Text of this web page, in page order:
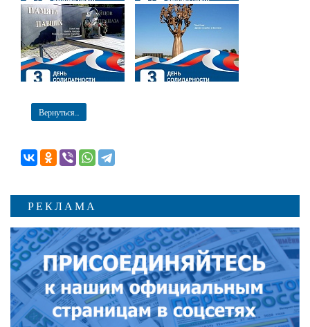
Вернуться...
РЕКЛАМА